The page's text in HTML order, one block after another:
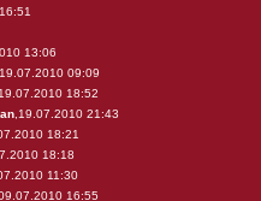
13:06
,19.07.2010 09:09
,19.07.2010 18:52
,19.07.2010 21:43
18:21
18:18
11:30
16:55